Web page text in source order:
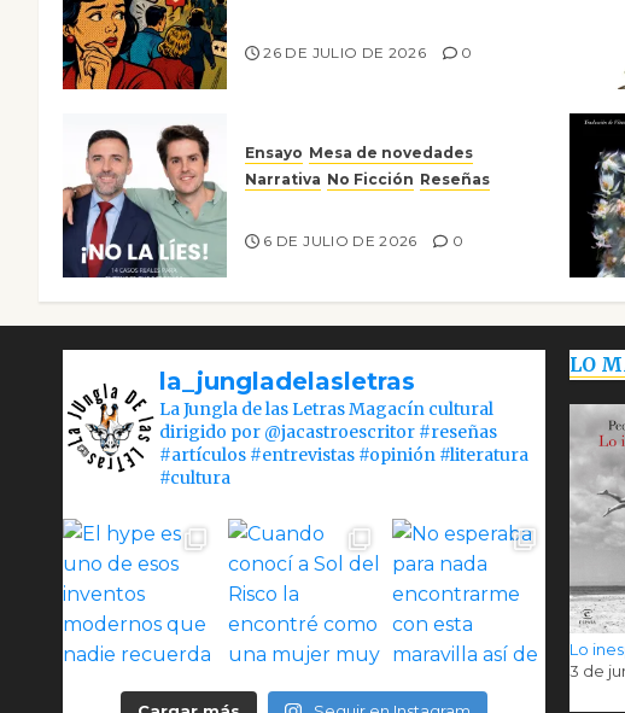
26 DE JULIO DE 2026 0
Ensayo Mesa de novedades
Narrativa No Ficción Reseñas
6 DE JULIO DE 2026 0
la_jungladelasletras
La Jungla de las Letras Magacín cultural
dirigido por @jacastroescritor #reseñas
#artículos #entrevistas #opinión #literatura
#cultura
LO
Lo
3 de